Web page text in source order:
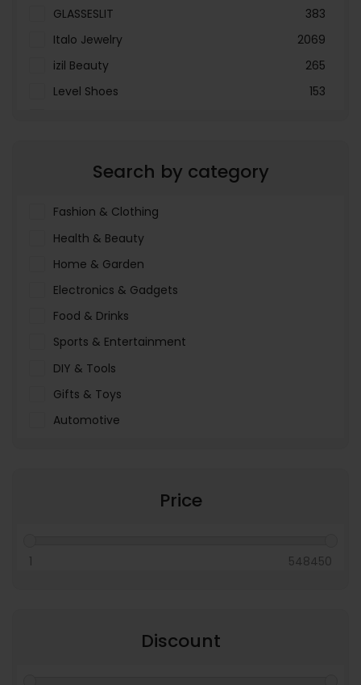
GLASSESLIT
383
Italo Jewelry
2069
izil Beauty
265
Level Shoes
153
Search by category
Fashion & Clothing
Health & Beauty
Home & Garden
Electronics & Gadgets
Food & Drinks
Sports & Entertainment
DIY & Tools
Gifts & Toys
Automotive
Price
1 548450
Discount